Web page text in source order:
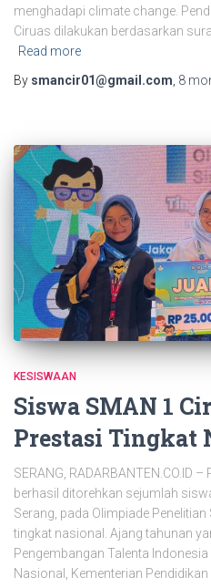
menghadapi climate change.
Ciruas dilakukan berdasarkan
Read more
By smancir01@gmail.com 8
KESISWAAN
Siswa SMAN 1
Prestasi Tingkat
SERANG, RADARBANTEN.CO.ID
berhasil ditorehkan sejumlah
Serang, pada Olimpiade
tingkat nasional. Ajang tahunan
Pengembangan Talenta
Nasional, Kementerian